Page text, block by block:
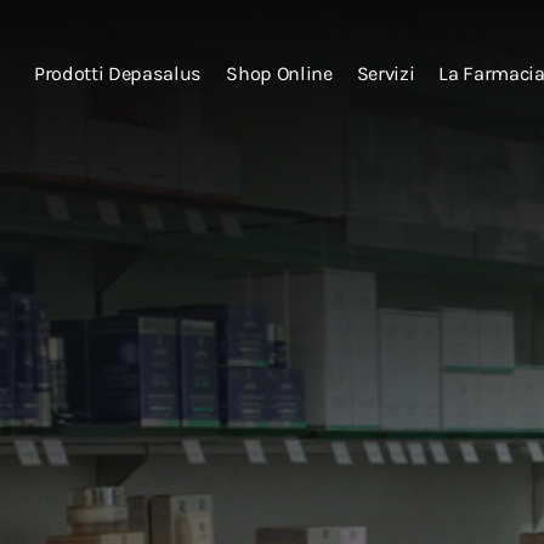
Prodotti Depasalus Shop Online Servizi La Farmacia